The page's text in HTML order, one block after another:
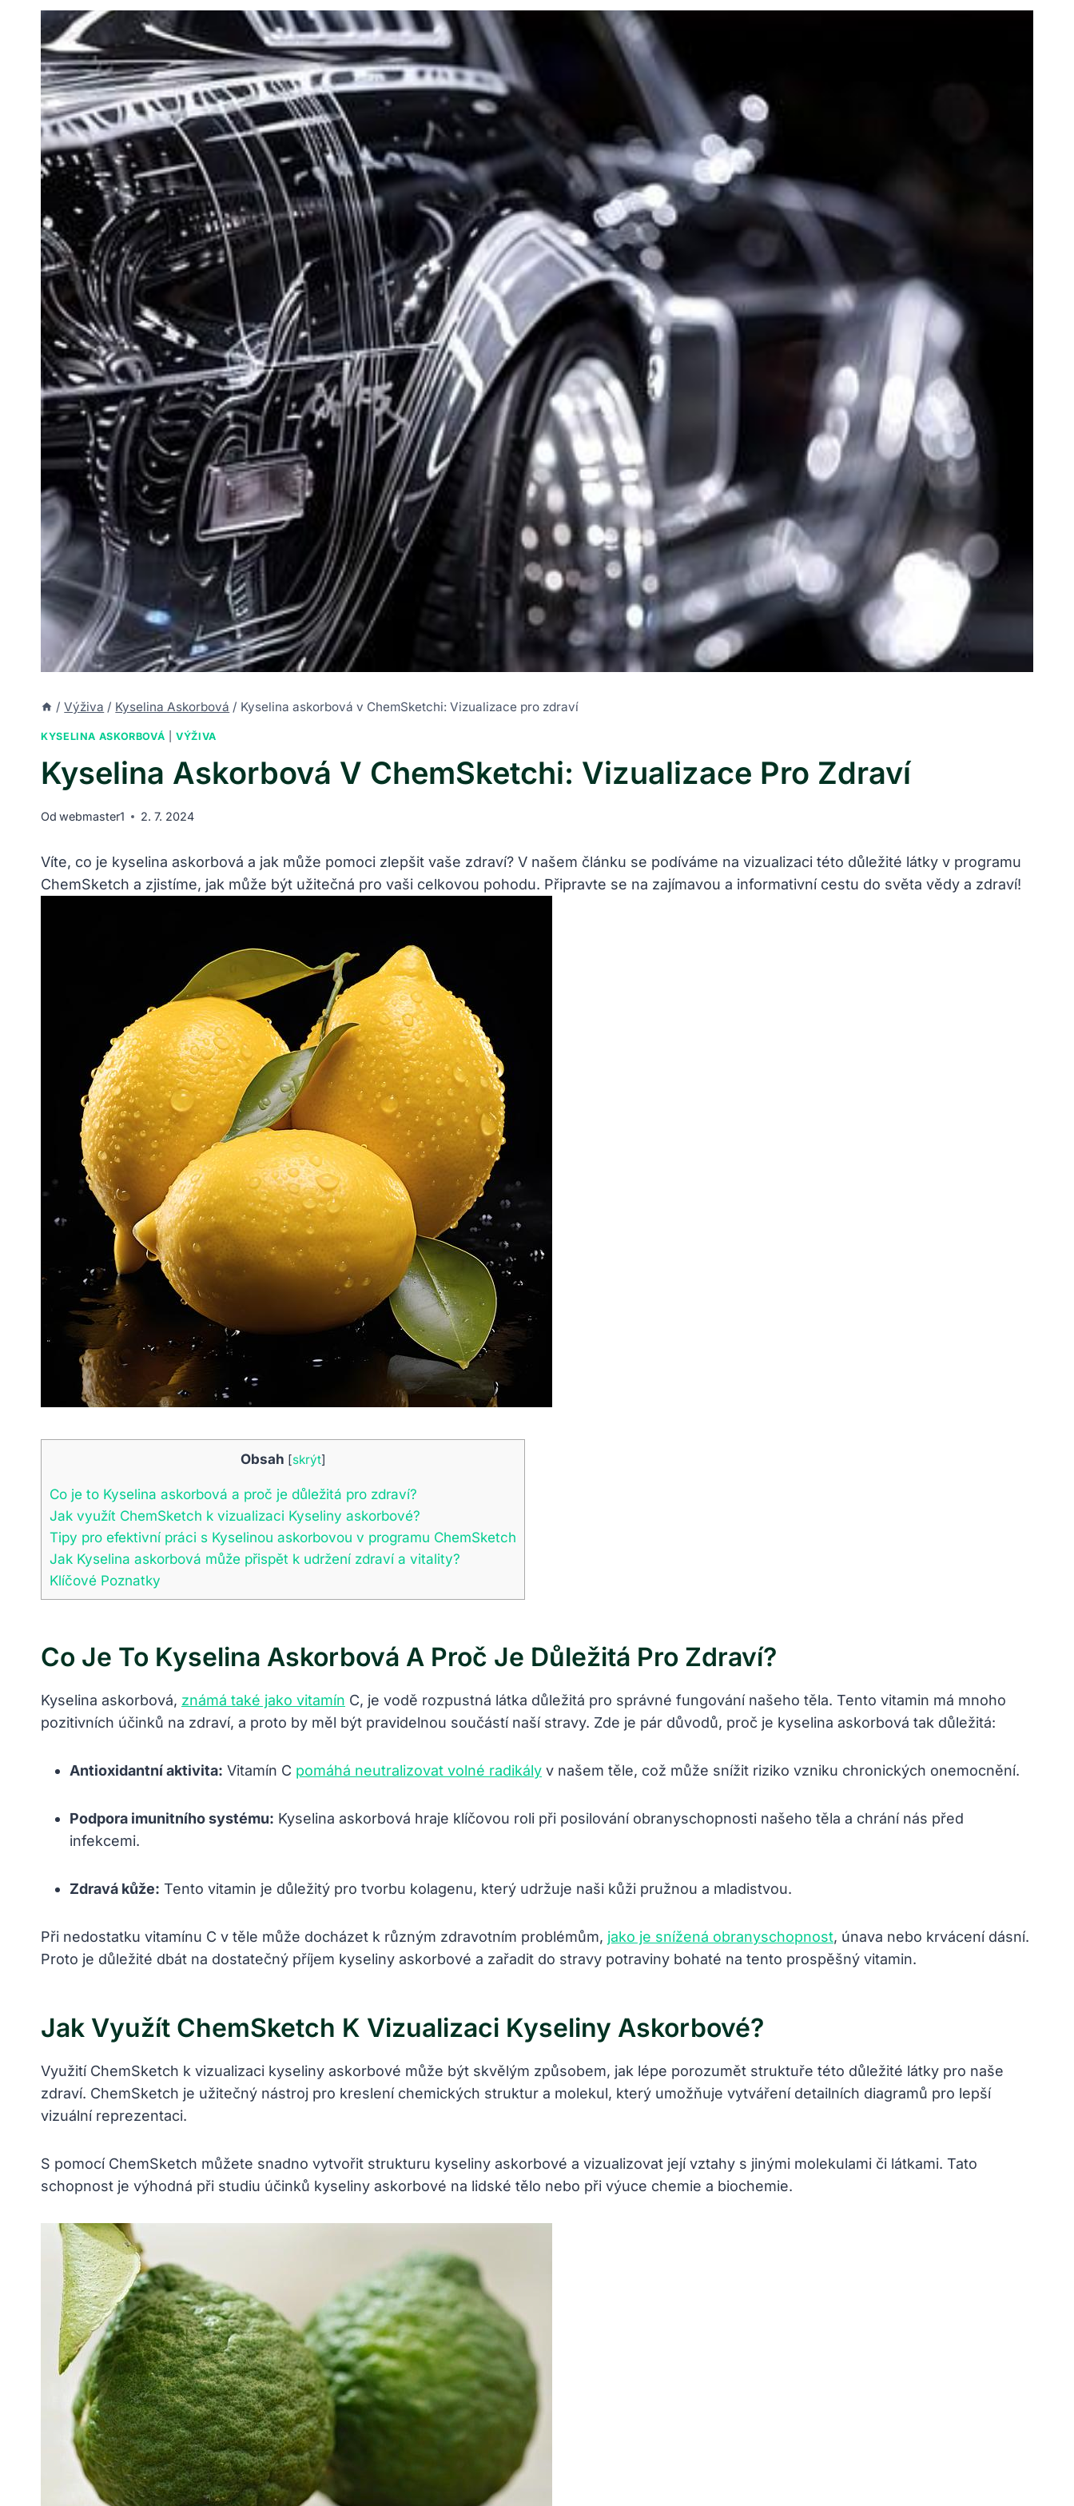
/ Výživa / Kyselina Askorbová / Kyselina askorbová v ChemSketchi: Vizualizace pro zdraví
KYSELINA ASKORBOVÁ |VÝŽIVA
Kyselina Askorbová V ChemSketchi: Vizualizace Pro Zdraví
Od webmaster1 2. 7. 2024
Víte, co je kyselina askorbová a jak může pomoci zlepšit vaše zdraví? V našem článku se podíváme na vizualizaci této důležité látky v programu
ChemSketch a zjistíme, jak může být užitečná pro vaši celkovou pohodu. Připravte se na zajímavou a informativní cestu do světa vědy a zdraví!
Obsah [skrýt]
Co je to Kyselina askorbová a proč je důležitá pro zdraví?
Jak využít ChemSketch k vizualizaci Kyseliny askorbové?
Tipy pro efektivní práci s Kyselinou askorbovou v programu ChemSketch
Jak Kyselina askorbová může přispět k udržení zdraví a vitality?
Klíčové Poznatky
Co Je To Kyselina Askorbová A Proč Je Důležitá Pro Zdraví?
Kyselina askorbová, známá také jako vitamín C, je vodě rozpustná látka důležitá pro správné fungování našeho těla. Tento vitamin má mnoho
pozitivních účinků na zdraví, a proto by měl být pravidelnou součástí naší stravy. Zde je pár důvodů, proč je kyselina askorbová tak důležitá:
Antioxidantní aktivita: Vitamín C pomáhá neutralizovat volné radikály v našem těle, což může snížit riziko vzniku chronických onemocnění.
Podpora imunitního systému: Kyselina askorbová hraje klíčovou roli při posilování obranyschopnosti našeho těla a chrání nás před
infekcemi.
Zdravá kůže: Tento vitamin je důležitý pro tvorbu kolagenu, který udržuje naši kůži pružnou a mladistvou.
Při nedostatku vitamínu C v těle může docházet k různým zdravotním problémům, jako je snížená obranyschopnost, únava nebo krvácení dásní.
Proto je důležité dbát na dostatečný příjem kyseliny askorbové a zařadit do stravy potraviny bohaté na tento prospěšný vitamin.
Jak Využít ChemSketch K Vizualizaci Kyseliny Askorbové?
Využití ChemSketch k vizualizaci kyseliny askorbové může být skvělým způsobem, jak lépe porozumět struktuře této důležité látky pro naše
zdraví. ChemSketch je užitečný nástroj pro kreslení chemických struktur a molekul, který umožňuje vytváření detailních diagramů pro lepší
vizuální reprezentaci.
S pomocí ChemSketch můžete snadno vytvořit strukturu kyseliny askorbové a vizualizovat její vztahy s jinými molekulami či látkami. Tato
schopnost je výhodná při studiu účinků kyseliny askorbové na lidské tělo nebo při výuce chemie a biochemie.